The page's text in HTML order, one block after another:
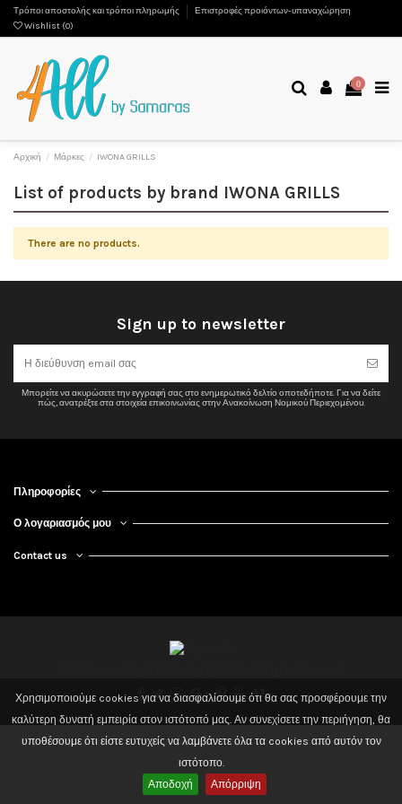
Τρόποι αποστολής και τρόποι πληρωμής
Επιστροφές προιόντων-υπαναχώρηση
Wishlist (0)
0
Αρχική Μάρκες IWONA GRILLS
List of products by brand IWONA GRILLS
There are no products.
Sign up to newsletter
Μπορείτε να ακυρώσετε την εγγραφή σας στο ενημερωτικό δελτίο οποτεδήποτε. Για να δείτε
πώς, ανατρέξτε στα στοιχεία επικοινωνίας στην Ανακοίνωση Νομικού Περιεχομένου.
Πληροφορίες
Ο λογαριασμός μου
Contact us
Χρησιμοποιούμε cookies για να διασφαλίσουμε ότι θα σας προσφέρουμε την
καλύτερη δυνατή εμπειρία στον ιστότοπό μας. Αν συνεχίσετε την περιήγηση, θα
υποθέσουμε ότι είστε ευτυχείς να λαμβάνετε όλα τα cookies από αυτόν τον
ιστότοπο.
Αποδοχή
Απόρριψη